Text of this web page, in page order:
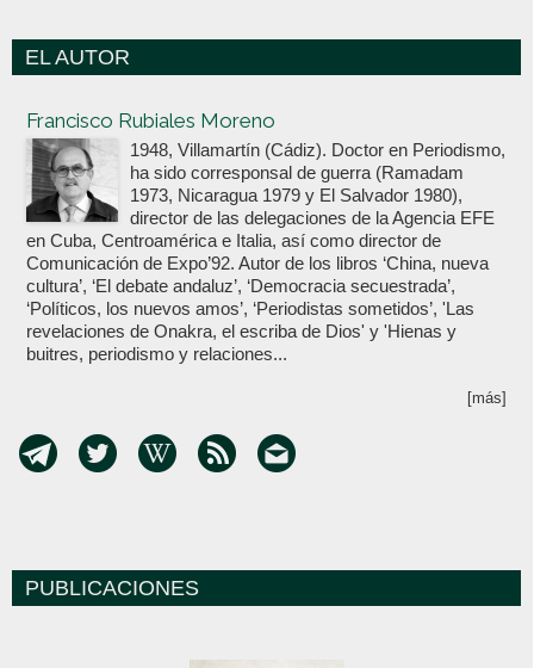
EL AUTOR
Francisco Rubiales Moreno
1948, Villamartín (Cádiz). Doctor en Periodismo,
ha sido corresponsal de guerra (Ramadam
1973, Nicaragua 1979 y El Salvador 1980),
director de las delegaciones de la Agencia EFE
en Cuba, Centroamérica e Italia, así como director de
Comunicación de Expo’92. Autor de los libros ‘China, nueva
cultura’, ‘El debate andaluz’, ‘Democracia secuestrada’,
‘Políticos, los nuevos amos’, ‘Periodistas sometidos’, 'Las
revelaciones de Onakra, el escriba de Dios' y 'Hienas y
buitres, periodismo y relaciones...
[más]
PUBLICACIONES